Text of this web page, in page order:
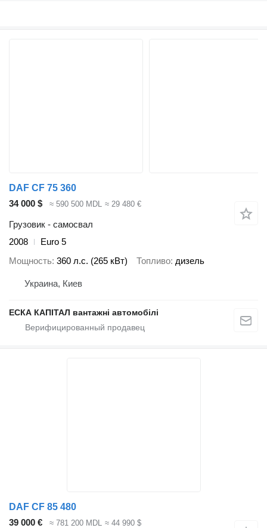
DAF CF 75 360
34 000 $
≈ 590 500 MDL ≈ 29 480 €
Грузовик - самосвал
2008
Euro 5
Мощность 360 л.с. (265 кВт) Топливо дизель
Украина, Киев
ЕСКА КАПІТАЛ вантажні автомобілі
DAF CF 85 480
39 000 €
≈ 781 200 MDL ≈ 44 990 $